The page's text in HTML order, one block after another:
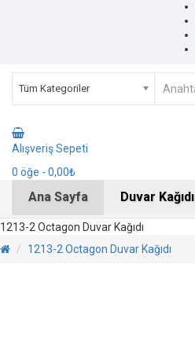
Tüm Kategoriler
Alışveriş Sepeti
0 öğe - 0,00₺
Ana Sayfa Duvar Kağıdı
1213-2 Octagon Duvar Kağıdı
1213-2 Octagon Duvar Kağıdı